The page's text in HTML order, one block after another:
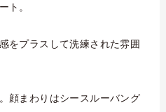
ト。
をプラスして洗練された雰囲
顔まわりはシースルーバング